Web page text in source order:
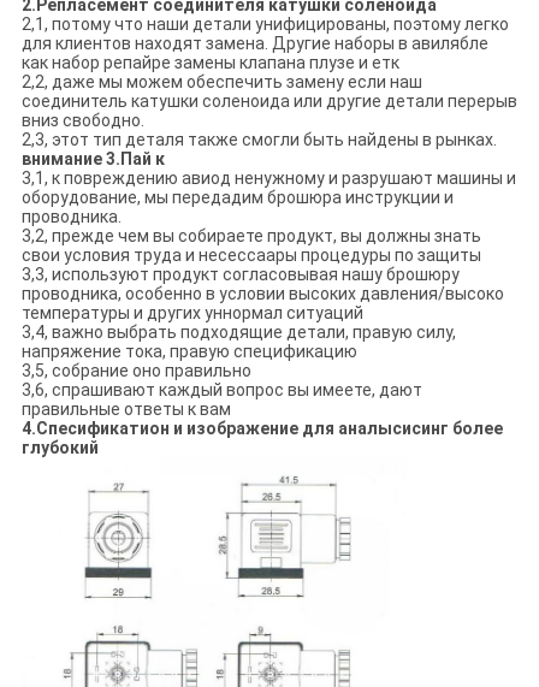
2.Репласемент соединителя катушки соленоида
2,1, потому что наши детали унифицированы, поэтому легко
для клиентов находят замена. Другие наборы в авилябле
как набор репайре замены клапана плузе и етк
2,2, даже мы можем обеспечить замену если наш
соединитель катушки соленоида или другие детали перерыв
вниз свободно.
2,3, этот тип деталя также смогли быть найдены в рынках.
внимание 3.Пай к
3,1, к повреждению авиод ненужному и разрушают машины и
оборудование, мы передадим брошюра инструкции и
проводника.
3,2, прежде чем вы собираете продукт, вы должны знать
свои условия труда и несессаары процедуры по защиты
3,3, используют продукт согласовывая нашу брошюру
проводника, особенно в условии высоких давления/высоко
температуры и других уннормал ситуаций
3,4, важно выбрать подходящие детали, правую силу,
напряжение тока, правую спецификацию
3,5, собрание оно правильно
3,6, спрашивают каждый вопрос вы имеете, дают
правильные ответы к вам
4.Спесификатион и изображение для аналысисинг более
глубокий